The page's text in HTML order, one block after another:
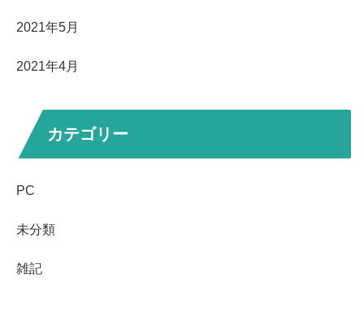
2021年5月
2021年4月
カテゴリー
PC
未分類
雑記